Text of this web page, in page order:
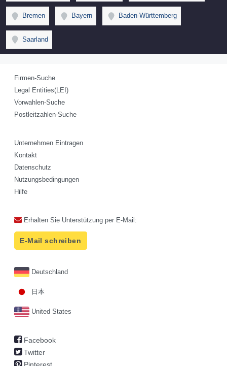
Bremen Bayern Baden-Württemberg
Saarland
Firmen-Suche
Legal Entities(LEI)
Vorwahlen-Suche
Postleitzahlen-Suche
Unternehmen Eintragen
Kontakt
Datenschutz
Nutzungsbedingungen
Hilfe
Erhalten Sie Unterstützung per E-Mail:
E-Mail schreiben
Deutschland
日本
United States
Facebook
Twitter